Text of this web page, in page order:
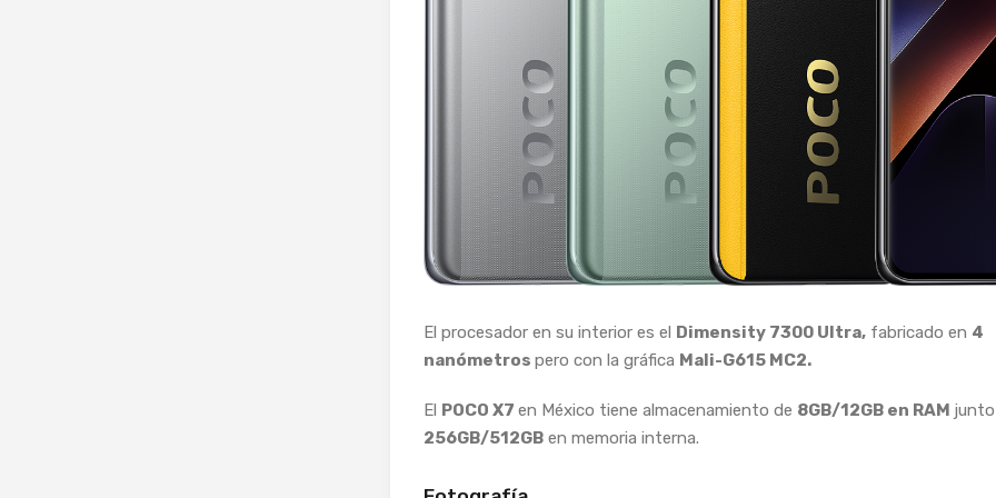
El procesador en su interior es el Dimensity 7300 Ultra, fabricado en 4
nanómetros pero con la gráfica Mali-G615 MC2.
El POCO X7 en México tiene almacenamiento de 8GB/12GB en RAM
256GB/512GB en memoria interna.